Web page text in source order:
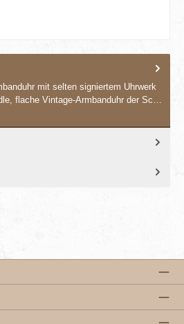
mit selten signiertem Uhrwerk
flache Vintage-Armbanduhr der Sc…